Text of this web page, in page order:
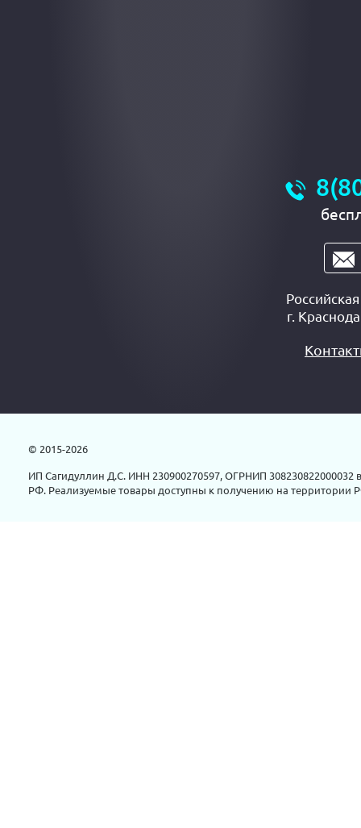
г.
© 2015-2026
ИП Сагидуллин Д.С. ИНН 230900270597, ОГРНИП 308230822000032
РФ. Реализуемые товары доступны к получению на территории